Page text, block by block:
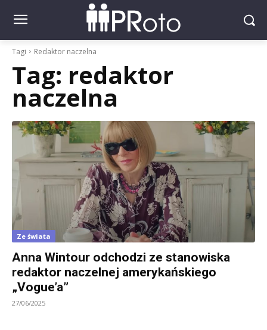
Tagi Redaktor naczelna
Tag: redaktor
naczelna
Ze świata
Anna Wintour odchodzi ze stanowiska
redaktor naczelnej amerykańskiego
„Vogue’a”
27/06/2025